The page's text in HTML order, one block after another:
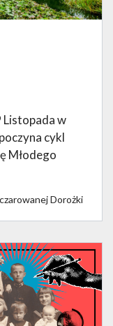
Listopada w
cykl
Młodego
Dorożki